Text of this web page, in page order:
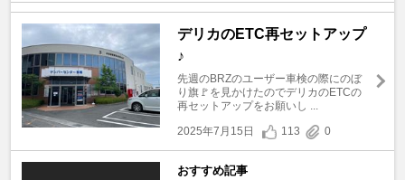
デリカのETC再セットアップ
♪
先週のBRZのユーザー車検の際にのぼ
り旗🚩を見かけたのでデリカのETCの
再セットアップをお願いし ...
2025年7月15日
113 0
おすすめ記事